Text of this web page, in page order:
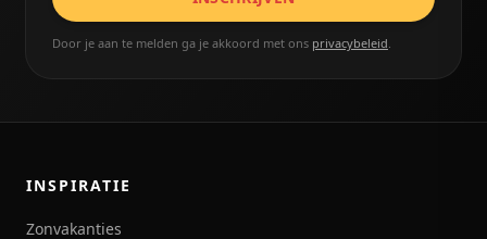
Door je aan te melden ga je akkoord met ons privacybeleid.
INSPIRATIE
Zonvakanties